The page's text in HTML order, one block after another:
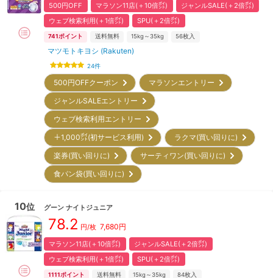
500円OFF マラソン11店(＋10倍㌽)
ジャンルSALE(＋2倍㌽)
ウェブ検索利用(＋1倍㌽)
SPU(＋2倍㌽)
741ポイント 送料無料 15kg～35kg 56枚入
マツモトキヨシ (Rakuten)
24件
500円OFFクーポン
マラソンエントリー
ジャンルSALEエントリー
ウェブ検索利用エントリー
＋1,000㌽(初サービス利用)
ラクマ(買い回りに)
楽券(買い回りに)
サーティワン(買い回りに)
食パン袋(買い回りに)
10位 グーン ナイトジュニア
78.2 円/枚 7,680円
マラソン11店(＋10倍㌽)
ジャンルSALE(＋2倍㌽)
ウェブ検索利用(＋1倍㌽)
SPU(＋2倍㌽)
1111ポイント 送料無料 15kg～35kg 84枚入